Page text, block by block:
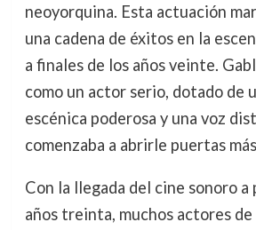
neoyorquina. Esta actuación
una cadena de éxitos en la
a finales de los años veinte.
como un actor serio, dotado de
escénica poderosa y una voz
comenzaba a abrirle puertas
Con la llegada del cine sonoro
años treinta, muchos actores